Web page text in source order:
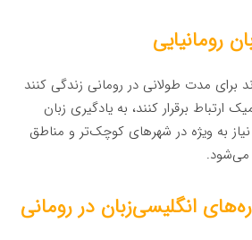
رومانیایی
برای مدت طولانی در رومانی زندگی کنند
ارتباط برقرار کنند، به یادگیری زبان
نیاز به ویژه در شهرهای کوچک‌تر و مناطق
می‌شود.
انگلیسی‌زبان در رومانی